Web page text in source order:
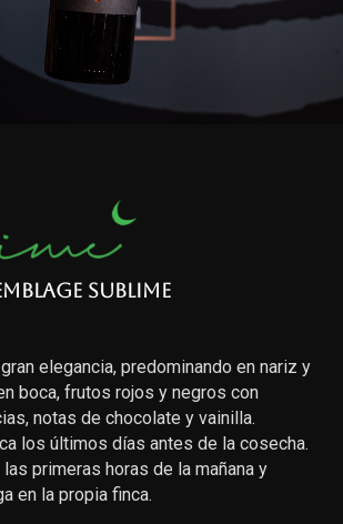
Sublime
elegancia, predominando en nariz y
boca, frutos rojos y negros con
notas de chocolate y vainilla.
los últimos días antes de la cosecha.
primeras horas de la mañana y
en la propia finca.